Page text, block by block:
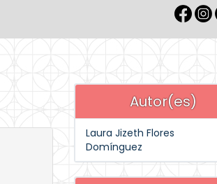
Autor(es)
Laura Jizeth Flores
Domínguez